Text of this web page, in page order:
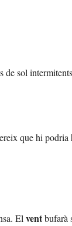
de sol
que hi podria
El ventbufarà